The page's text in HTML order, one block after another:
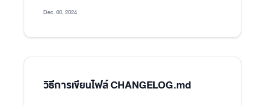
Dec. 30, 2024
วิธีการเขียนไฟล์ CHANGELOG.md